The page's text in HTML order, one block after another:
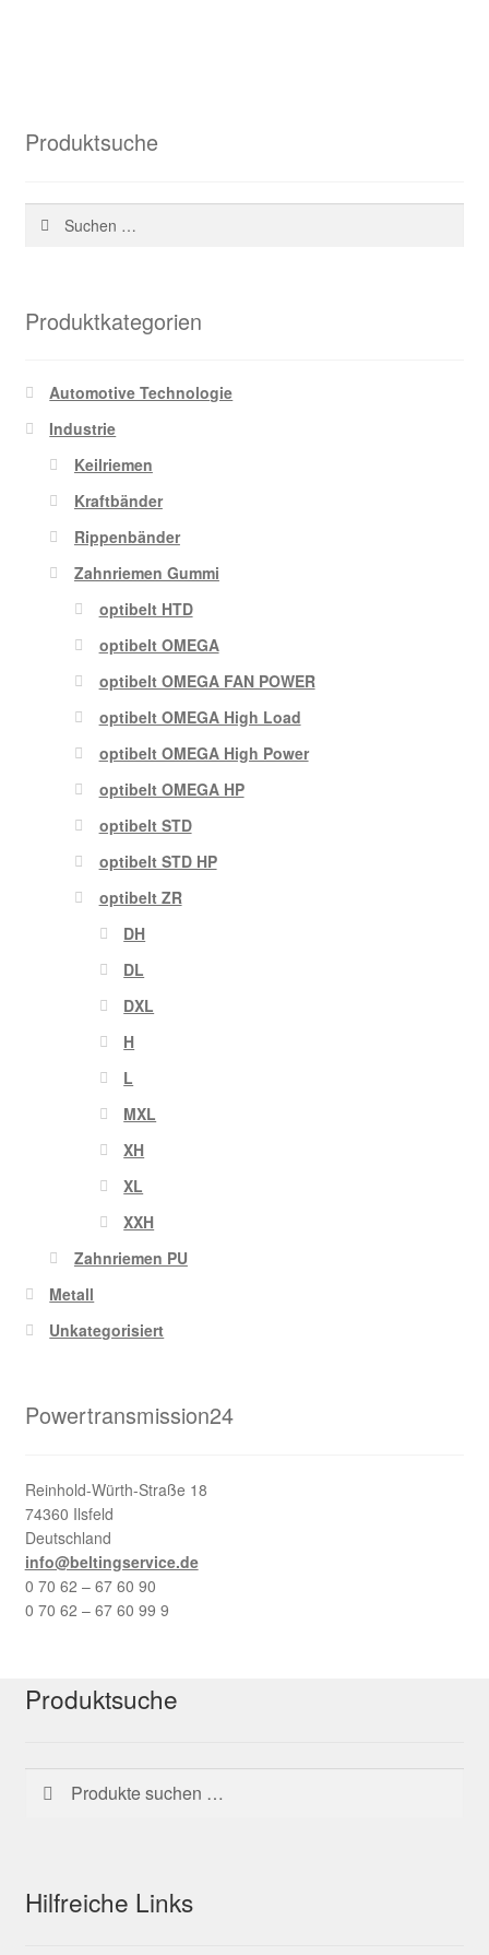
Produktsuche
Suchen
Produktkategorien
Automotive Technologie
Industrie
Keilriemen
Kraftbänder
Rippenbänder
Zahnriemen Gummi
optibelt HTD
optibelt OMEGA
optibelt OMEGA FAN POWER
optibelt OMEGA High Load
optibelt OMEGA High Power
optibelt OMEGA HP
optibelt STD
optibelt STD HP
optibelt ZR
DH
DL
DXL
H
L
MXL
XH
XL
XXH
Zahnriemen PU
Metall
Unkategorisiert
Powertransmission24
Reinhold-Würth-Straße 18
74360 Ilsfeld
Deutschland
info@beltingservice.de
0 70 62 – 67 60 90
0 70 62 – 67 60 99 9
Produktsuche
Suchen
nach:
Suchen
Hilfreiche Links